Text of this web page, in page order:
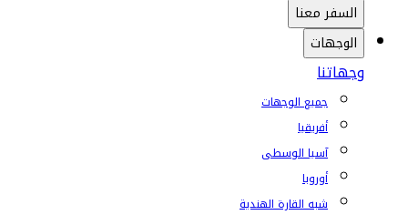
السفر معنا
الوجهات
وجهاتنا
جميع الوجهات
أفريقيا
آسيا الوسطى
أوروبا
شبه القارة الهندية